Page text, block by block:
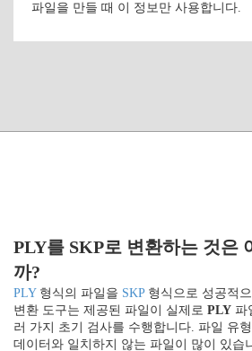
파일을 만들 때 이 정보만 사용합니다.
PLY를 SKP로 변환하는 것은
까?
PLY형식의 파일을 SKP형식으로 성공적
변환 도구는 제공된 파일이 실제로 PLY 파
러 가지 초기 검사를 수행합니다. 파일 유
데이터와 일치하지 않는 파일이 많이 있습